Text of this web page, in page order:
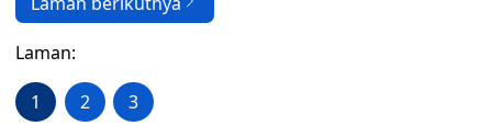
Laman:
1 2 3